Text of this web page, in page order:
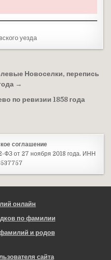
уезда
Новоселки, перепись
→
по ревизии 1858 года
соглашение
ФЗ от 27 ноября 2018 года. ИНН
онлайн
по фамилии
и родов
сайта